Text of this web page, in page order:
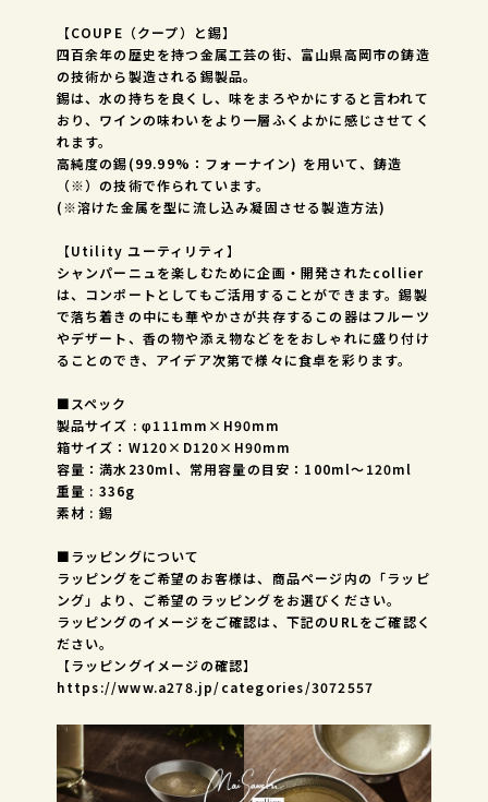
【COUPE（クープ）と錫】
四百余年の歴史を持つ金属工芸の街、富山県高岡市の鋳造
の技術から製造される錫製品。
錫は、水の持ちを良くし、味をまろやかにすると言われて
おり、ワインの味わいをより一層ふくよかに感じさせてく
れます。
高純度の錫(99.99%：フォーナイン) を用いて、鋳造
（※）の技術で作られています。
(※溶けた金属を型に流し込み凝固させる製造方法)
【Utility ユーティリティ】
シャンパーニュを楽しむために企画・開発されたcollier
は、コンポートとしてもご活用することができます。錫製
で落ち着きの中にも華やかさが共存するこの器はフルーツ
やデザート、香の物や添え物などををおしゃれに盛り付け
ることのでき、アイデア次第で様々に食卓を彩ります。
■スペック
製品サイズ : φ111mm×H90mm
箱サイズ：W120×D120×H90mm
容量：満水230ml、常用容量の目安：100ml～120ml
重量 : 336g
素材 : 錫
■ラッピングについて
ラッピングをご希望のお客様は、商品ページ内の「ラッピ
ング」より、ご希望のラッピングをお選びください。
ラッピングのイメージをご確認は、下記のURLをご確認く
ださい。
【ラッピングイメージの確認】
https://www.a278.jp/categories/3072557